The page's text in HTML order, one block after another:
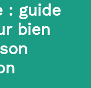
: guide
bien